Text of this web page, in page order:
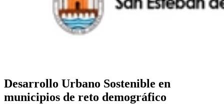
Desarrollo Urbano Sostenible en
municipios de reto demográfico